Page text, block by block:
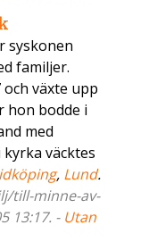
syskonen
familjer.
växte upp
hon bodde i
med
väcktes
, Lund.
till-minne-av-
13:17. - Utan